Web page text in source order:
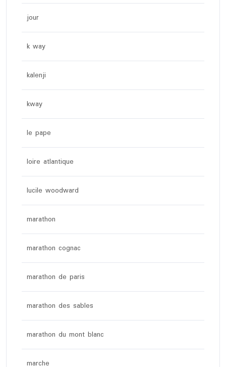
jour
k way
kalenji
kway
le pape
loire atlantique
lucile woodward
marathon
marathon cognac
marathon de paris
marathon des sables
marathon du mont blanc
marche